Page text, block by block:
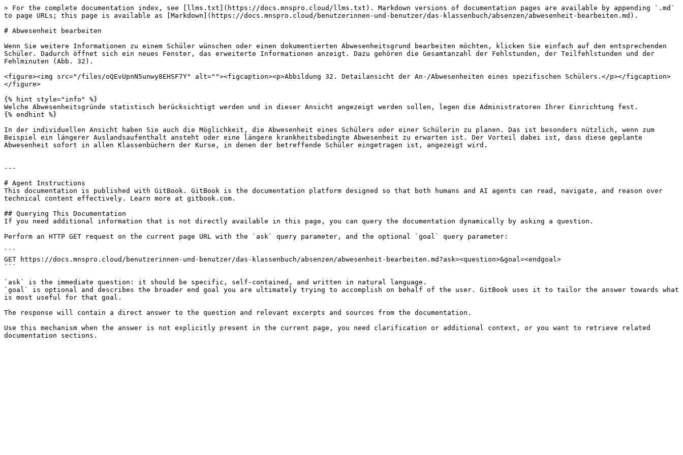
> For the complete documentation index, see [llms.txt](https://docs.mnspro.cloud/llms.txt). Markdown versions of documentation pages are available by appending `.md`
to page URLs; this page is available as [Markdown](https://docs.mnspro.cloud/benutzerinnen-und-benutzer/das-klassenbuch/absenzen/abwesenheit-bearbeiten.md).
# Abwesenheit bearbeiten
Wenn Sie weitere Informationen zu einem Schüler wünschen oder einen dokumentierten Abwesenheitsgrund bearbeiten möchten, klicken Sie einfach auf den entsprechenden
Schüler. Dadurch öffnet sich ein neues Fenster, das erweiterte Informationen anzeigt. Dazu gehören die Gesamtanzahl der Fehlstunden, der Teilfehlstunden und der
Fehlminuten (Abb. 32).
<figure><img src="/files/oQEvUpnN5unwy8EHSF7Y" alt=""><figcaption><p>Abbildung 32. Detailansicht der An-/Abwesenheiten eines spezifischen Schülers.</p></figcaption>
</figure>
{% hint style="info" %}
Welche Abwesenheitsgründe statistisch berücksichtigt werden und in dieser Ansicht angezeigt werden sollen, legen die Administratoren Ihrer Einrichtung fest.
{% endhint %}
In der individuellen Ansicht haben Sie auch die Möglichkeit, die Abwesenheit eines Schülers oder einer Schülerin zu planen. Das ist besonders nützlich, wenn zum
Beispiel ein längerer Auslandsaufenthalt ansteht oder eine längere krankheitsbedingte Abwesenheit zu erwarten ist. Der Vorteil dabei ist, dass diese geplante
Abwesenheit sofort in allen Klassenbüchern der Kurse, in denen der betreffende Schüler eingetragen ist, angezeigt wird.
---
# Agent Instructions
This documentation is published with GitBook. GitBook is the documentation platform designed so that both humans and AI agents can read, navigate, and reason over
technical content effectively. Learn more at gitbook.com.
## Querying This Documentation
If you need additional information that is not directly available in this page, you can query the documentation dynamically by asking a question.
Perform an HTTP GET request on the current page URL with the `ask` query parameter, and the optional `goal` query parameter:
```
GET https://docs.mnspro.cloud/benutzerinnen-und-benutzer/das-klassenbuch/absenzen/abwesenheit-bearbeiten.md?ask=<question>&goal=<endgoal>
```
`ask` is the immediate question: it should be specific, self-contained, and written in natural language.
`goal` is optional and describes the broader end goal you are ultimately trying to accomplish on behalf of the user. GitBook uses it to tailor the answer towards what
is most useful for that goal.
The response will contain a direct answer to the question and relevant excerpts and sources from the documentation.
Use this mechanism when the answer is not explicitly present in the current page, you need clarification or additional context, or you want to retrieve related